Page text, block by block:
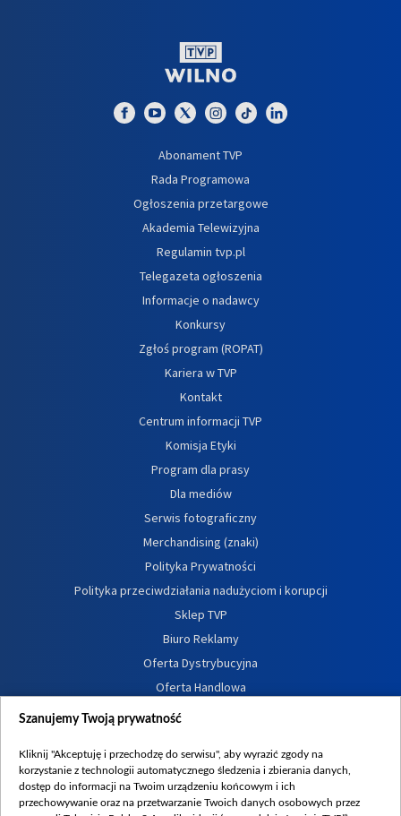
Abonament TVP
Rada Programowa
Ogłoszenia przetargowe
Akademia Telewizyjna
Regulamin tvp.pl
Telegazeta ogłoszenia
Informacje o nadawcy
Konkursy
Zgłoś program (ROPAT)
Kariera w TVP
Kontakt
Centrum informacji TVP
Komisja Etyki
Program dla prasy
Dla mediów
Serwis fotograficzny
Merchandising (znaki)
Polityka Prywatności
Polityka przeciwdziałania nadużyciom i korupcji
Sklep TVP
Biuro Reklamy
Oferta Dystrybucyjna
Oferta Handlowa
Dostępność
Procedura zgłoszeń wewnętrznych
Szanujemy Twoją prywatność
Kliknij "Akceptuję i przechodzę do serwisu", aby wyrazić zgody na
korzystanie z technologii automatycznego śledzenia i zbierania danych,
dostęp do informacji na Twoim urządzeniu końcowym i ich
przechowywanie oraz na przetwarzanie Twoich danych osobowych przez